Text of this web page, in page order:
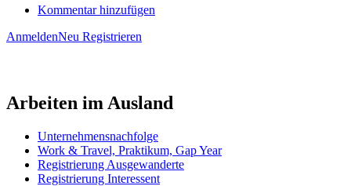
Kommentar hinzufügen
AnmeldenNeu Registrieren
Arbeiten im Ausland
Unternehmensnachfolge
Work & Travel, Praktikum, Gap Year
Registrierung Ausgewanderte
Registrierung Interessent